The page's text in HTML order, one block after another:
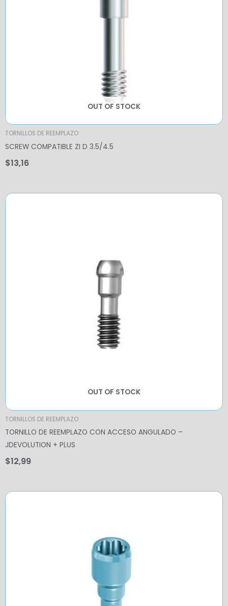
OUT OF STOCK
TORNILLOS DE REEMPLAZO
SCREW COMPATIBLE ZI D 3.5/4.5
$13,16
OUT OF STOCK
TORNILLOS DE REEMPLAZO
TORNILLO DE REEMPLAZO CON ACCESO ANGULADO –
JDEVOLUTION + PLUS
$12,99